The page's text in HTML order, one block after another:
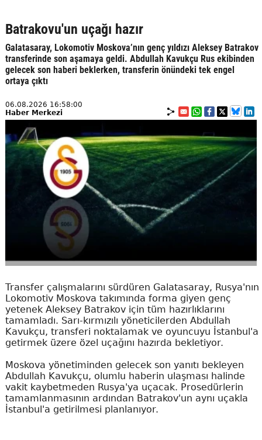
Batrakovu'un uçağı hazır
Galatasaray, Lokomotiv Moskova’nın genç yıldızı Aleksey Batrakov
transferinde son aşamaya geldi. Abdullah Kavukçu Rus ekibinden
gelecek son haberi beklerken, transferin önündeki tek engel
ortaya çıktı
06.08.2026 16:58:00
Haber Merkezi
Transfer çalışmalarını sürdüren Galatasaray, Rusya'nın
Lokomotiv Moskova takımında forma giyen genç
yetenek Aleksey Batrakov için tüm hazırlıklarını
tamamladı. Sarı-kırmızılı yöneticilerden Abdullah
Kavukçu, transferi noktalamak ve oyuncuyu İstanbul'a
getirmek üzere özel uçağını hazırda bekletiyor.
Moskova yönetiminden gelecek son yanıtı bekleyen
Abdullah Kavukçu, olumlu haberin ulaşması halinde
vakit kaybetmeden Rusya'ya uçacak. Prosedürlerin
tamamlanmasının ardından Batrakov'un aynı uçakla
İstanbul'a getirilmesi planlanıyor.